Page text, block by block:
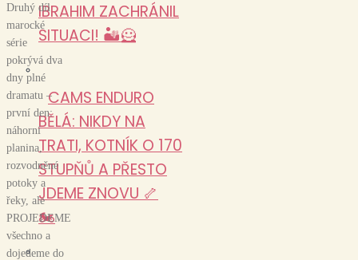
IBRAHIM ZACHRÁNIL
SITUACI! 🏜️🦸
CAMS ENDURO
BĚLÁ: NIKDY NA
TRATI, KOTNÍK O 170
STUPŇŮ A PŘESTO
JDEME ZNOVU 🦴
🏍️
Druhý díl
marocké
série
pokrývá dva
dny plné
dramatu –
první den:
náhorní
planina,
rozvodněné
potoky a
řeky, ale
PROJEDEME
všechno a
dojedeme do